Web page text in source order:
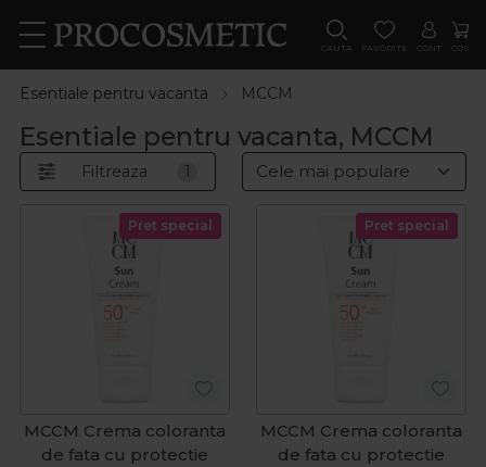
CAUTA FAVORITE CONT COS
Esentiale pentru vacanta MCCM
Esentiale pentru vacanta, MCCM
Filtreaza 1
Pret special
MCCM Crema coloranta
de fata cu protectie
Pret special
MCCM Crema coloranta
de fata cu protectie